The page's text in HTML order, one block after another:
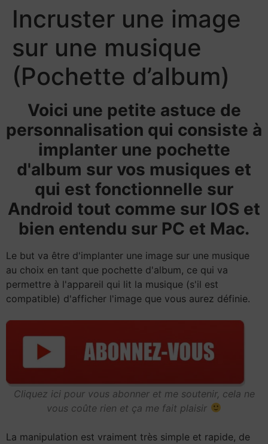
Incruster une image
sur une musique
(Pochette d’album)
Voici une petite astuce de
personnalisation qui consiste à
implanter une pochette
d'album sur vos musiques et
qui est fonctionnelle sur
Android tout comme sur IOS et
bien entendu sur PC et Mac.
Le but va être d'implanter une image sur une musique
au choix en tant que pochette d'album, ce qui va
permettre à l'appareil qui lit la musique (s'il est
compatible) d'afficher l'image que vous aurez définie.
Cliquez ici pour vous abonner et me soutenir, cela ne
vous coûte rien et ça me fait plaisir
La manipulation est vraiment très simple et rapide, de